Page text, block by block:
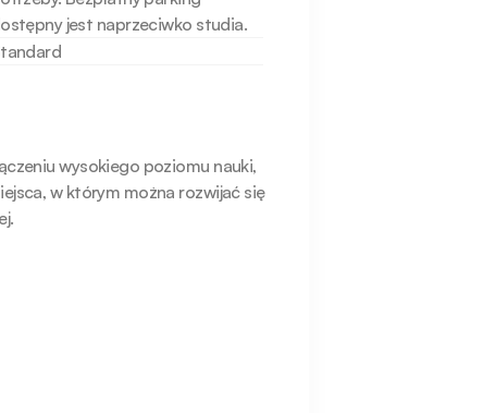
jest naprzeciwko studia.
wysokiego poziomu nauki,
w którym można rozwijać się